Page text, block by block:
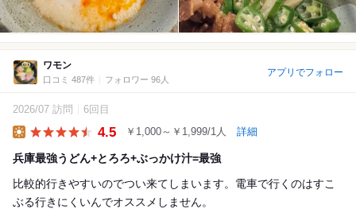
ワモン
口コミ 487件 フォロワー 96人
アプリでフォロー
2026/07 訪問 6回目
4.5 ￥1,000～￥1,999/1人 詳細
兵庫最強うどん+とろろ+ぶっかけ汁=最強
比較的行きやすいのでつい来てしまいます。電車で行くのはすこ
ぶる行きにくいんでオススメしません。